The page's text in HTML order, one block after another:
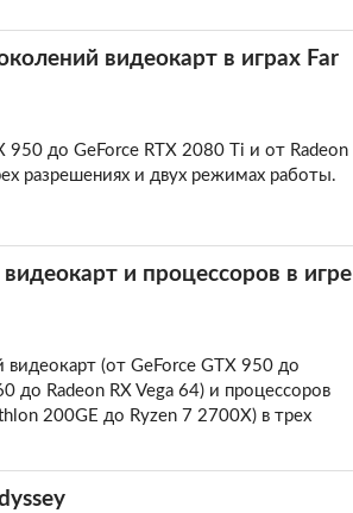
видеокарт в играх Far
950 до GeForce RTX 2080 Ti и от Radeon
разрешениях и двух режимах работы.
и процессоров в игре
(от GeForce GTX 950 до
до Radeon RX Vega 64) и процессоров
200GE до Ryzen 7 2700X) в трех